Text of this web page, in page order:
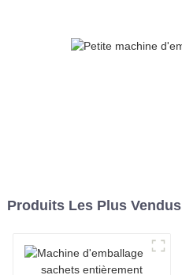
Produits Les Plus Vendus